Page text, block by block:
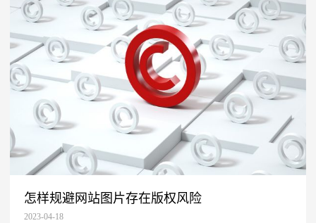
怎样规避网站图片存在版权风险
2023-04-18